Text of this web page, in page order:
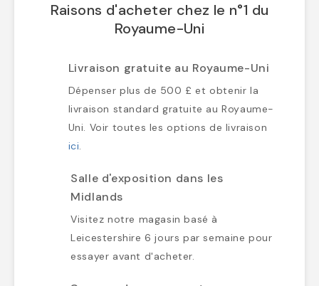
Raisons d'acheter chez le n°1 du
Royaume-Uni
Livraison gratuite au Royaume-Uni
Dépenser plus de 500 £ et obtenir la
livraison standard gratuite au Royaume-
Uni. Voir toutes les options de livraison
ici.
Salle d'exposition dans les
Midlands
Visitez notre magasin basé à
Leicestershire 6 jours par semaine pour
essayer avant d'acheter.